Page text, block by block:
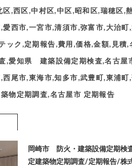
区,西区,中村区,中区,昭和区,瑞穂区,
愛西市,一宮市,清須市,弥富市,大治
ック,定期報告,費用,価格,金額,見
,愛知県 建築設備定期検査,名古
,西尾市,東海市,知多市,武豊町,東浦
物定期調査,名古屋市 定期報告
岡崎市 防火・建築設備定期検
定建築物定期調査/定期報告/株